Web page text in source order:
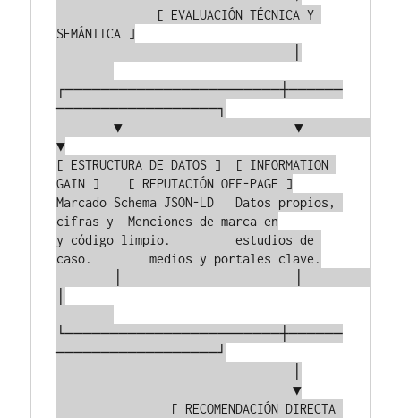
SEMÁNTICA ]
┌────────────────────────┼──────
──────────────────┐
        ▼                        ▼
▼
[ ESTRUCTURA DE DATOS ]  [ INFORMATION
GAIN ]    [ REPUTACIÓN OFF-PAGE ]
Marcado Schema JSON-LD   Datos propios,
cifras y  Menciones de marca en
y código limpio.         estudios de
caso.        medios y portales clave.
└────────────────────────┼──────
──────────────────┘
                                 ▼